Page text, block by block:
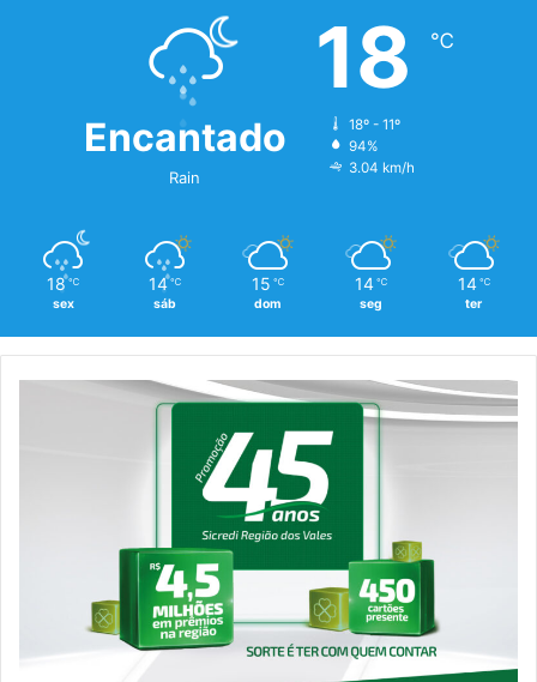
Encantado
Rain
18 ℃
18º - 11º
94%
3.04 km/h
18 ℃
sex
14 ℃
sáb
15 ℃
dom
14 ℃
seg
14 ℃
ter